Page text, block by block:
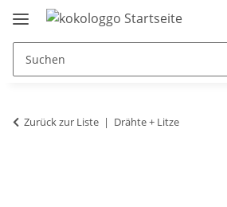
Zurück zur Liste Drähte + Litze